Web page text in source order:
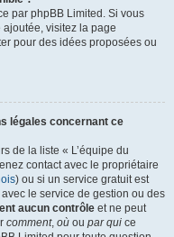
par phpBB Limited. Si vous
ajoutée, visitez la page
pour des idées proposées ou
légales concernant ce
de la liste « L’équipe du
contact avec le propriétaire
) ou si un service gratuit est
le service de gestion ou des
aucun contrôle et ne peut
comment, où ou par qui ce